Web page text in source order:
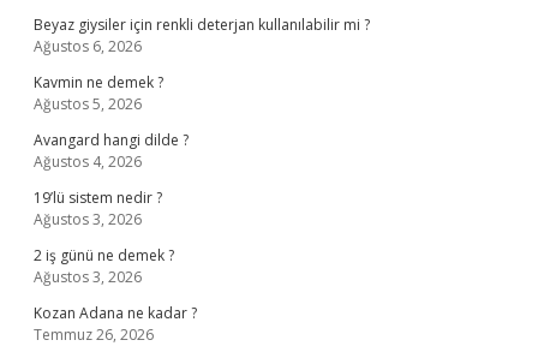
Beyaz giysiler için renkli deterjan kullanılabilir mi ?
Ağustos 6, 2026
Kavmin ne demek ?
Ağustos 5, 2026
Avangard hangi dilde ?
Ağustos 4, 2026
19’lü sistem nedir ?
Ağustos 3, 2026
2 iş günü ne demek ?
Ağustos 3, 2026
Kozan Adana ne kadar ?
Temmuz 26, 2026